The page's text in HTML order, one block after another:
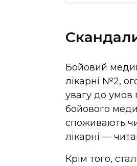
Бойовий
лікарні №2,
увагу до умов
бойового
споживають
лікарні —
Крім того,